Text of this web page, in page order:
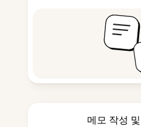
메모 작성